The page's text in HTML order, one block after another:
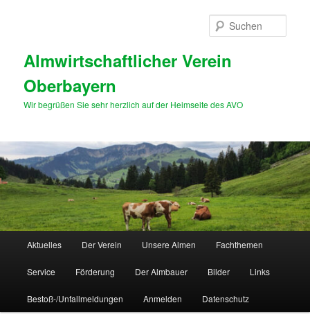
Almwirtschaftlicher Verein
Oberbayern
Wir begrüßen Sie sehr herzlich auf der Heimseite des AVO
Aktuelles Der Verein Unsere Almen Fachthemen
Service Förderung Der Almbauer Bilder Links
Bestoß-/Unfallmeldungen Anmelden Datenschutz